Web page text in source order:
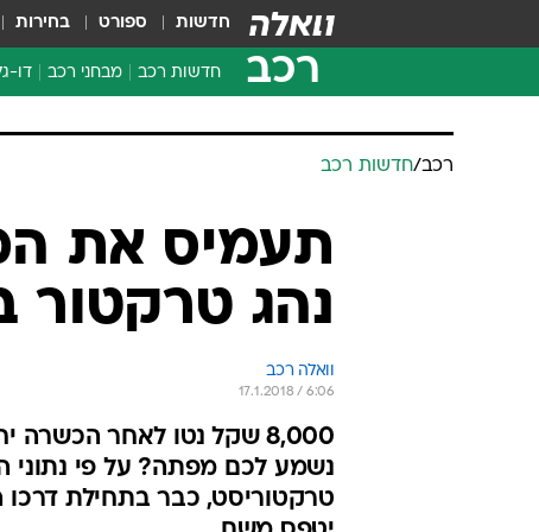
חדשות ספורט בחירות
רכב חדשות רכב מבחני רכב דו-
תעמיס את